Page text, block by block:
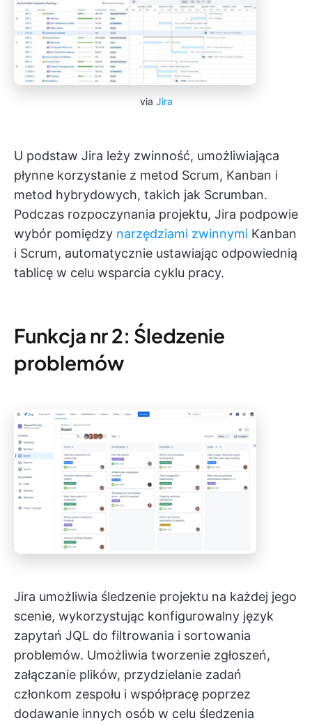
via Jira
U podstaw Jira leży zwinność, umożliwiająca
płynne korzystanie z metod Scrum, Kanban i
metod hybrydowych, takich jak Scrumban.
Podczas rozpoczynania projektu, Jira podpowie
wybór pomiędzy narzędziami zwinnymi Kanban
i Scrum, automatycznie ustawiając odpowiednią
tablicę w celu wsparcia cyklu pracy.
Funkcja nr 2: Śledzenie
problemów
Jira umożliwia śledzenie projektu na każdej jego
scenie, wykorzystując konfigurowalny język
zapytań JQL do filtrowania i sortowania
problemów. Umożliwia tworzenie zgłoszeń,
załączanie plików, przydzielanie zadań
członkom zespołu i współpracę poprzez
dodawanie innych osób w celu śledzenia